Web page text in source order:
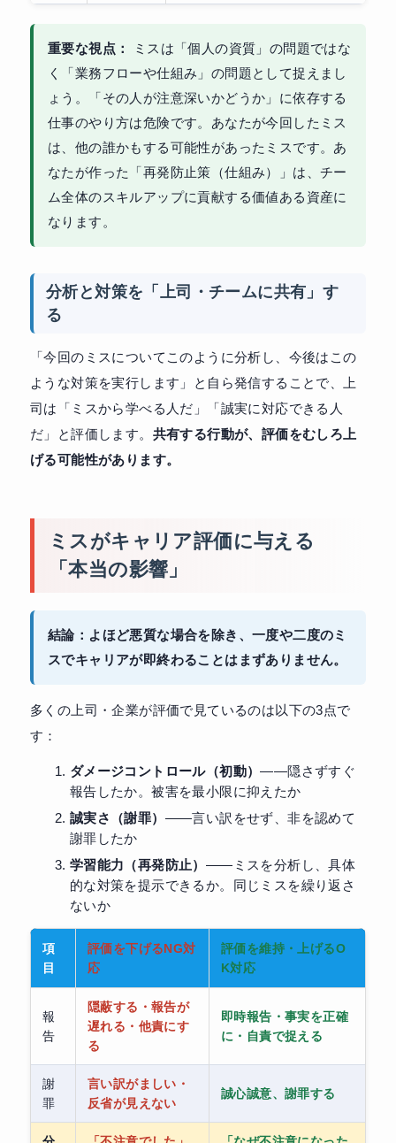
重要な視点：
ミスは「個人の資質」の問題ではな
く「業務フローや仕組み」の問題として捉えまし
ょう。「その人が注意深いかどうか」に依存する
仕事のやり方は危険です。あなたが今回したミス
は、他の誰かもする可能性があったミスです。あ
なたが作った「再発防止策（仕組み）」は、チー
ム全体のスキルアップに貢献する価値ある資産に
なります。
分析と対策を「上司・チームに共有」す
る
「今回のミスについてこのように分析し、今後はこの
ような対策を実行します」と自ら発信することで、上
司は「ミスから学べる人だ」「誠実に対応できる人
だ」と評価します。 共有する行動が、評価をむしろ上
げる可能性があります。
ミスがキャリア評価に与える
「本当の影響」
結論：よほど悪質な場合を除き、一度や二度のミ
スでキャリアが即終わることはまずありません。
多くの上司・企業が評価で見ているのは以下の3点で
す：
ダメージコントロール（初動）——隠さずすぐ
報告したか。被害を最小限に抑えたか
誠実さ（謝罪） ——言い訳をせず、非を認めて
謝罪したか
学習能力（再発防止） ——ミスを分析し、具体
的な対策を提示できるか。同じミスを繰り返さ
ないか
項
目
評価を下げるNG対
応
評価を維持・上げるO
K対応
報
告
隠蔽する・報告が
遅れる・他責にす
る
即時報告・事実を正確
に・自責で捉える
謝
罪
言い訳がましい・
反省が見えない
誠心誠意、謝罪する